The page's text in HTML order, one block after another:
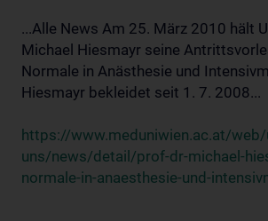
...Alle News Am 25. März 2010 hält
Michael Hiesmayr seine
Normale in Anästhesie und
Hiesmayr bekleidet seit 1. 7. 2008...
https://www.meduniwien.ac.at/web/
uns/news/detail/prof-dr-michael-
normale-in-anaesthesie-und-